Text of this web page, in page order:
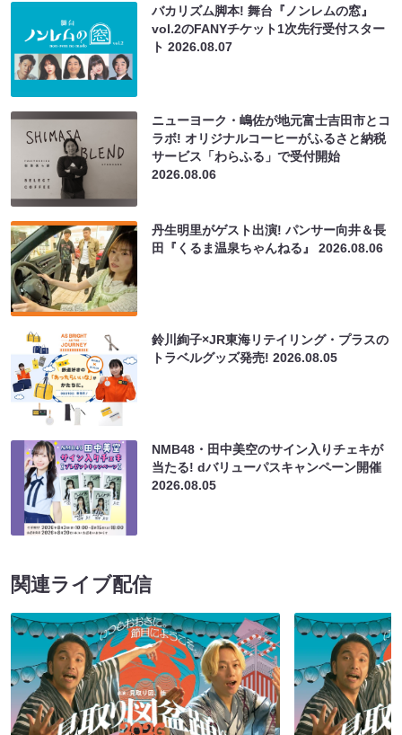
バカリズム脚本! 舞台『ノンレムの窓』
vol.2のFANYチケット1次先行受付スター
ト2026.08.07
ニューヨーク・嶋佐が地元富士吉田市とコ
ラボ! オリジナルコーヒーがふるさと納税
サービス「わらふる」で受付開始
2026.08.06
丹生明里がゲスト出演! パンサー向井＆長
田『くるま温泉ちゃんねる』2026.08.06
鈴川絢子×JR東海リテイリング・プラスの
トラベルグッズ発売!2026.08.05
NMB48・田中美空のサイン入りチェキが
当たる! dバリューパスキャンペーン開催
2026.08.05
関連ライブ配信